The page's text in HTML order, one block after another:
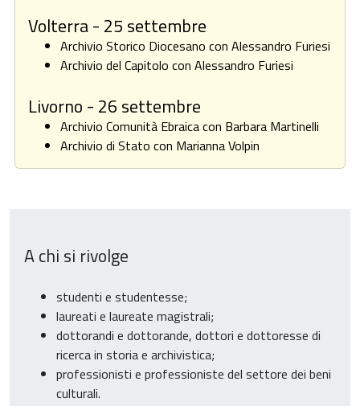
Volterra - 25 settembre
Archivio Storico Diocesano con Alessandro Furiesi
Archivio del Capitolo con Alessandro Furiesi
Livorno - 26 settembre
Archivio Comunità Ebraica con Barbara Martinelli
Archivio di Stato con Marianna Volpin
A chi si rivolge
studenti e studentesse;
laureati e laureate magistrali;
dottorandi e dottorande, dottori e dottoresse di
ricerca in storia e archivistica;
professionisti e professioniste del settore dei beni
culturali.